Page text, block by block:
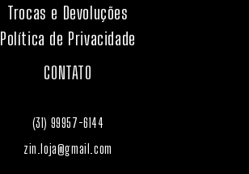
Trocas e Devoluções
Política de Privacidade
CONTATO
(31) 99957-6144
zin.loja@gmail.com